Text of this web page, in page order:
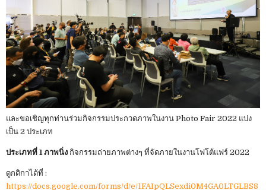
และขอเชิญทุกท่านร่วมกิจกรรมประกวดภาพในงาน Photo Fair 2022 แบ่ง
เป็น 2 ประเภท
ประเภทที่ 1 ภาพนิ่ง กิจกรรมถ่ายภาพต่างๆ ที่จัดภายในงานโฟโต้แฟร์ 2022
ดูกติกาได้ที่ :
https://docs.google.com/forms/d/e/1FAIpQLSexdi0M4GA0LTGLBS8